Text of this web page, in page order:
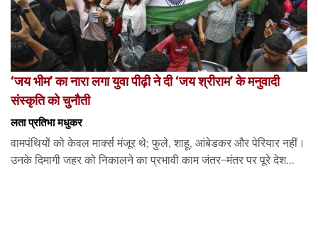
‘जय भीम’ का नारा लगा युवा पीढ़ी ने दी ‘जय श्रीराम’ के मनुवादी
संस्कृति को चुनौती
लता प्रतिभा मधुकर
वामपंथियों को केवल मार्क्स मंजूर थे; फुले, शाहू, आंबेडकर और पेरियार नहीं।
उनके दिमागी जहर को निकालने का प्रभावी काम जंतर-मंतर पर पूरे देश...